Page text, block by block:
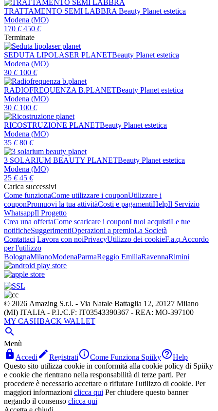
TRATTAMENTO SEMI LABBRA Beauty Planet estetica
Modena (MO)
170 € 450 €
Terminate
SEDUTA LIPOLASER PLANETBeauty Planet estetica
Modena (MO)
30 € 100 €
RADIOFREQUENZA B.PLANETBeauty Planet estetica
Modena (MO)
30 € 100 €
RICOSTRUZIONE PLANETBeauty Planet estetica
Modena (MO)
35 € 80 €
3 SOLARIUM BEAUTY PLANETBeauty Planet estetica
Modena (MO)
25 € 45 €
Carica successivi
Come funzionaCome utilizzare i couponUtilizzare i
couponPromuovi la tua attivitàCosti e pagamentiHelpIl Servizio
WhatsappIl Progetto
Crea una offertaCome scaricare i couponI tuoi acquistiLe tue
notificheSuggerimentiOperazioni a premioLa Società
Contattaci Lavora con noiPrivacyUtilizzo dei cookieF.a.q.Accordo
per l'utilizzo
BolognaMilanoModenaParmaReggio EmiliaRavennaRimini
© 2026 Amazing S.r.l. - Via Natale Battaglia 12, 20127 Milano
(MI) ITALIA - P.I./C.F: IT03543390367 - REA: MO-397100
MY CASHBACK WALLET

Menù
 Accedi RegistratiCome Funziona SpiikyHelp
Questo sito utilizza cookie in conformità alla cookie policy di Spiiky
e cookie che rientrano nella responsabilità di terze parti. Per
procedere è necessario accettare o rifiutare l'utilizzo di cookie. Per
maggiori informazioni clicca qui Per chiudere questo banner
negando il consenso clicca qui